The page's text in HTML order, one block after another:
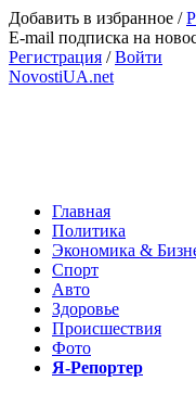
Добавить в избранное /
E-mail подписка на
Регистрация /Войти
NovostiUA.net
Главная
Политика
Экономика &
Спорт
Авто
Здоровье
Происшествия
Фото
Я-Репортер